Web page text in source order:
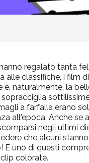
regalato tanta
alle classifiche, i film
e, naturalmente, la
a farfalla erano
all'epoca. Anche se
negli ultimi
dere che alcuni
E uno di questi
colorate.